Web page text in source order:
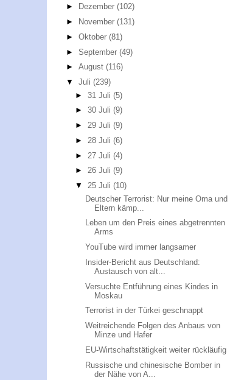
►
Dezember (102)
►
November (131)
► Oktober (81)
► September (49)
► August (116)
▼ Juli (239)
►31 Juli(5)
►30 Juli(9)
►29 Juli(9)
► 28 Juli(6)
► 27 Juli(4)
►26 Juli(9)
▼25 Juli(10)
Deutscher Terrorist: Nur meine Oma und
Eltern kämp...
Leben um den Preis eines abgetrennten
Arms
YouTube wird immer langsamer
Insider-Bericht aus Deutschland:
Austausch von alt...
Versuchte Entführung eines Kindes in
Moskau
Terrorist in der Türkei geschnappt
Weitreichende Folgen des Anbaus von
Minze und Hafer
EU-Wirtschaftstätigkeit weiter rückläufig
Russische und chinesische Bomber in
der Nähe von A...